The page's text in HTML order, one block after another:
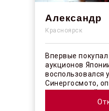
Александр
Красноярск
Впервые
аукционов
воспользовался
Синергосмото,
коллектив
профессионалы